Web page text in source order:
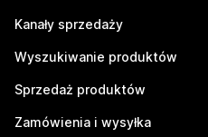
Kanały sprzedaży
Wyszukiwanie produktów
Sprzedaż produktów
Zamówienia i wysyłka